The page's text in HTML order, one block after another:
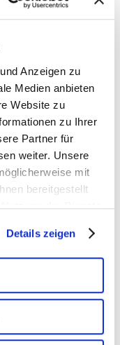
Anzeigen zu
Medien anbieten
Website zu
zu Ihrer
Partner für
weiter. Unsere
mit
bereitgestellt
der Dienste
Details zeigen
und
hilfreich in der
die Finanzierung, so
Jahre Erfahrung in der
an uns.